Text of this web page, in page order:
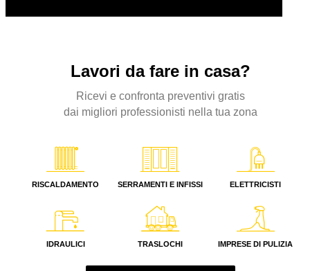
Lavori da fare in casa?
Ricevi e confronta preventivi gratis
dai migliori professionisti nella tua zona
RISCALDAMENTO SERRAMENTI E INFISSI ELETTRICISTI
IDRAULICI TRASLOCHI IMPRESE DI PULIZIA